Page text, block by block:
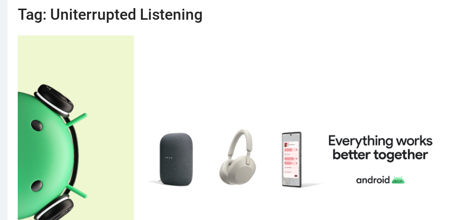
Tag: Uniterrupted Listening